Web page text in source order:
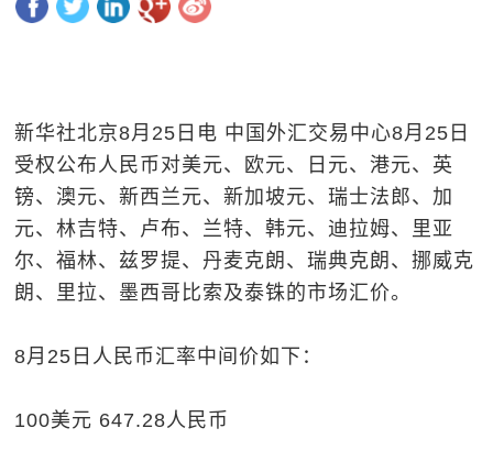
新华社北京8月25日电 中国外汇交易中心8月25日
受权公布人民币对美元、欧元、日元、港元、英
镑、澳元、新西兰元、新加坡元、瑞士法郎、加
元、林吉特、卢布、兰特、韩元、迪拉姆、里亚
尔、福林、兹罗提、丹麦克朗、瑞典克朗、挪威克
朗、里拉、墨西哥比索及泰铢的市场汇价。
8月25日人民币汇率中间价如下：
100美元 647.28人民币